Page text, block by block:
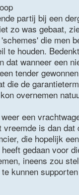
partij bij een
zo was gebaat,
die men
te houden.
dat wanneer een
tender
die de
overnemen
een
vreemde is dan dat
die hopelijk
gedaan voor
ineens zou
kunnen